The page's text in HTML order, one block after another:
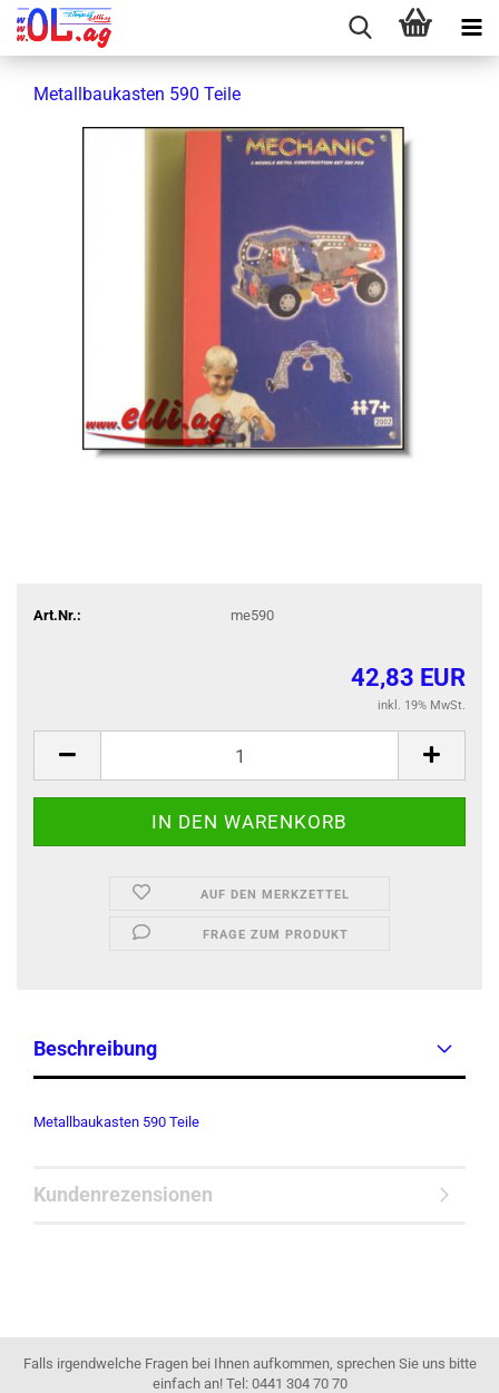
Me­tall­bau­kas­ten 590 Teile
Art.Nr.: me590
42,83 EUR
inkl. 19% MwSt.
AUF DEN MERKZETTEL
FRAGE ZUM PRODUKT
Beschreibung
Metallbaukasten 590 Teile
Kundenrezensionen
Falls irgendwelche Fragen bei Ihnen aufkommen, sprechen Sie uns bitte
einfach an! Tel: 0441 304 70 70